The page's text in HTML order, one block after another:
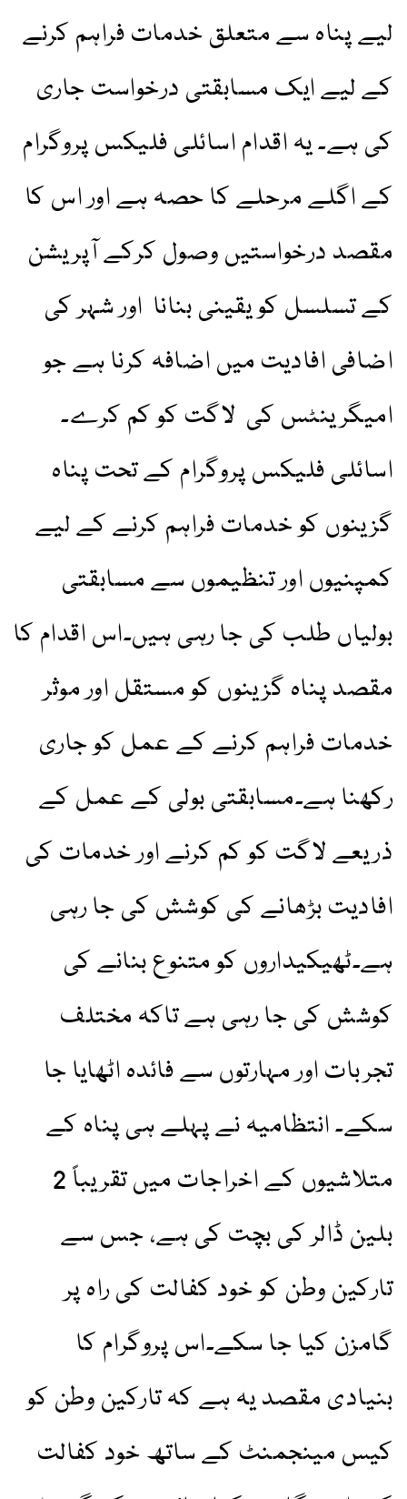
لیے پناہ سے متعلق خدمات فراہم کرنے
کے لیے ایک مسابقتی درخواست جاری
کی ہے۔ یہ اقدام اسائلی فلیکس پروگرام
کے اگلے مرحلے کا حصہ ہے اور اس کا
مقصد درخواستیں وصول کرکے آپریشن
کے تسلسل کو یقینی بنانا اور شہر کی
اضافی افادیت میں اضافہ کرنا ہے جو
امیگرینٹس کی لاگت کو کم کرے۔
اسائلی فلیکس پروگرام کے تحت پناہ
گزینوں کو خدمات فراہم کرنے کے لیے
کمپنیوں اور تنظیموں سے مسابقتی
بولیاں طلب کی جا رہی ہیں۔اس اقدام کا
مقصد پناہ گزینوں کو مستقل اور موثر
خدمات فراہم کرنے کے عمل کو جاری
رکھنا ہے۔مسابقتی بولی کے عمل کے
ذریعے لاگت کو کم کرنے اور خدمات کی
افادیت بڑھانے کی کوشش کی جا رہی
ہے۔ٹھیکیداروں کو متنوع بنانے کی
کوشش کی جا رہی ہے تاکہ مختلف
تجربات اور مہارتوں سے فائدہ اٹھایا جا
سکے۔ انتظامیہ نے پہلے ہی پناہ کے
متلاشیوں کے اخراجات میں تقریباً 2
بلین ڈالر کی بچت کی ہے، جس سے
تارکین وطن کو خود کفالت کی راہ پر
گامزن کیا جا سکے۔اس پروگرام کا
بنیادی مقصد یہ ہے کہ تارکین وطن کو
کیس مینجمنٹ کے ساتھ خود کفالت